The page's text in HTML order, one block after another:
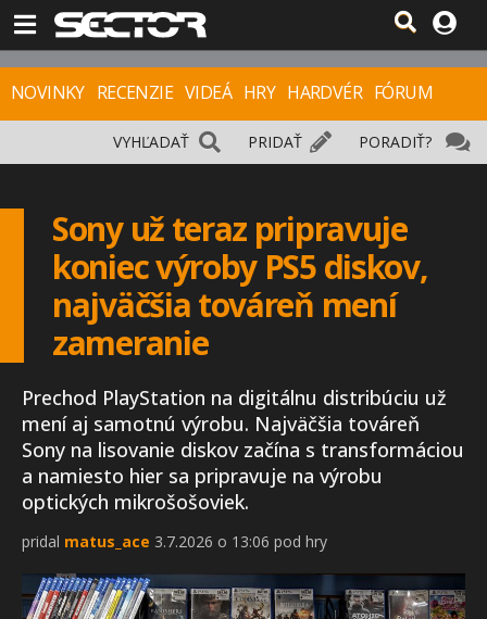
NOVINKY RECENZIE VIDEÁ HRY HARDVÉR FÓRUM
PORADIŤ?
PRIDAŤ
VYHĽADAŤ
Sony už teraz pripravuje
koniec výroby PS5 diskov,
najväčšia továreň mení
zameranie
Prechod PlayStation na digitálnu distribúciu už
mení aj samotnú výrobu. Najväčšia továreň
Sony na lisovanie diskov začína s transformáciou
a namiesto hier sa pripravuje na výrobu
optických mikrošošoviek.
pridal matus_ace 3.7.2026 o 13:06 pod hry